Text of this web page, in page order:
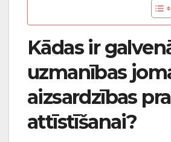
Kādas ir
uzmanības
aizsardzības
attīstīšanai?